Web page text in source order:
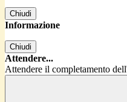
Chiudi
Informazione
Chiudi
Attendere...
Attendere il completamento